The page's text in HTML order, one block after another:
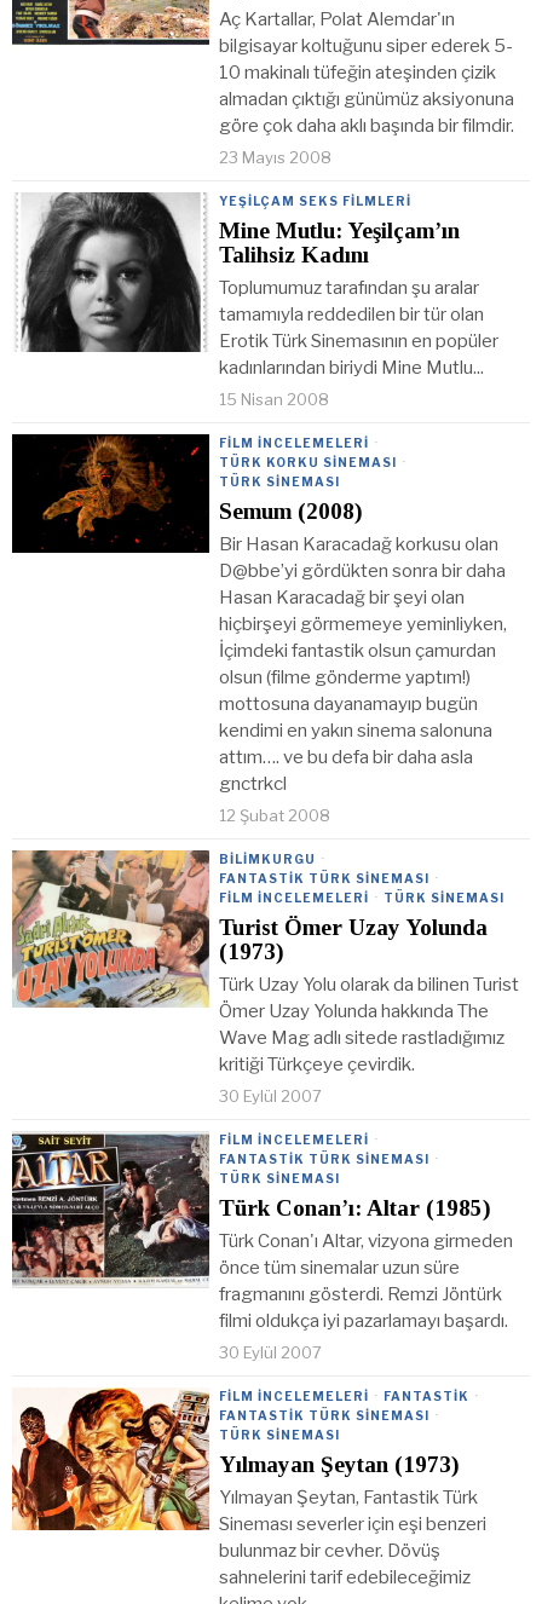
Aç Kartallar, Polat Alemdar'ın
bilgisayar koltuğunu siper ederek 5-
10 makinalı tüfeğin ateşinden çizik
almadan çıktığı günümüz aksiyonuna
göre çok daha aklı başında bir filmdir.
23 Mayıs 2008
YEŞILÇAM SEKS FILMLERI
Mine Mutlu: Yeşilçam’ın
Talihsiz Kadını
Toplumumuz tarafından şu aralar
tamamıyla reddedilen bir tür olan
Erotik Türk Sinemasının en popüler
kadınlarından biriydi Mine Mutlu...
15 Nisan 2008
FILM İNCELEMELERI ·
TÜRK KORKU SINEMASI ·
TÜRK SINEMASI
Semum (2008)
Bir Hasan Karacadağ korkusu olan
D@bbe’yi gördükten sonra bir daha
Hasan Karacadağ bir şeyi olan
hiçbirşeyi görmemeye yeminliyken,
İçimdeki fantastik olsun çamurdan
olsun (filme gönderme yaptım!)
mottosuna dayanamayıp bugün
kendimi en yakın sinema salonuna
attım…. ve bu defa bir daha asla
gnctrkcl
12 Şubat 2008
BILIMKURGU ·
FANTASTIK TÜRK SINEMASI ·
FILM İNCELEMELERI · TÜRK SINEMASI
Turist Ömer Uzay Yolunda
(1973)
Türk Uzay Yolu olarak da bilinen Turist
Ömer Uzay Yolunda hakkında The
Wave Mag adlı sitede rastladığımız
kritiği Türkçeye çevirdik.
30 Eylül 2007
FILM İNCELEMELERI ·
FANTASTIK TÜRK SINEMASI ·
TÜRK SINEMASI
Türk Conan’ı: Altar (1985)
Türk Conan'ı Altar, vizyona girmeden
önce tüm sinemalar uzun süre
fragmanını gösterdi. Remzi Jöntürk
filmi oldukça iyi pazarlamayı başardı.
30 Eylül 2007
FILM İNCELEMELERI · FANTASTIK ·
FANTASTIK TÜRK SINEMASI ·
TÜRK SINEMASI
Yılmayan Şeytan (1973)
Yılmayan Şeytan, Fantastik Türk
Sineması severler için eşi benzeri
bulunmaz bir cevher. Dövüş
sahnelerini tarif edebileceğimiz